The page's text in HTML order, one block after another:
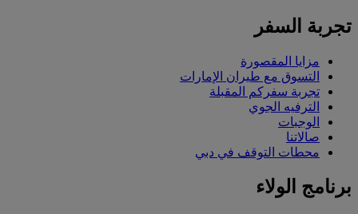
تجربة السفر
مزايا المقصورة
التسوق مع طيران الإمارات
تجربة سفركم المقبلة
الترفيه الجوي
الوجبات
صالاتنا
محطات التوقف في دبي
برنامج الولاء